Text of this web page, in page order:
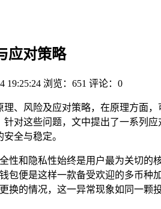
应对策略
19:25:24 浏览：651 评论：0
、风险及应对策略，在原理方面
对这些问题，文中提出了一系列
全与稳定。
性和隐私性始终是用户最为关切
包便是这样一款备受欢迎的多币
换的情况，这一异常现象如同一颗